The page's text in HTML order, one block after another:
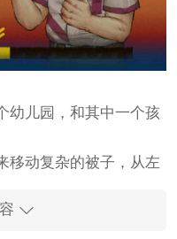
幼儿园，和其中一个孩
移动复杂的被子，从左
图标的。你可以一直探